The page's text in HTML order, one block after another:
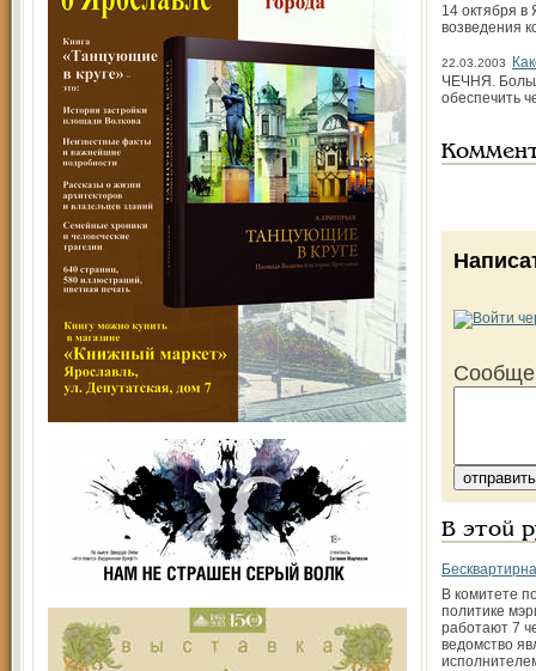
14 октября в
возведения
22.03.2003
ЧЕЧНЯ.
обеспечить
В этой
В комитете
политике
работают 7
ведомство